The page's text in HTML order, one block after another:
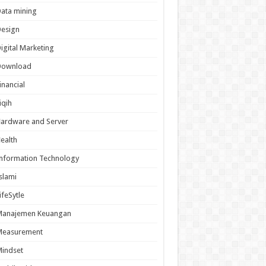
mining
Marketing
and Server
Technology
Keuangan